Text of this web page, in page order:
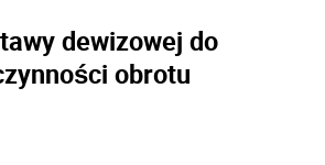
dewizowej do
obrotu